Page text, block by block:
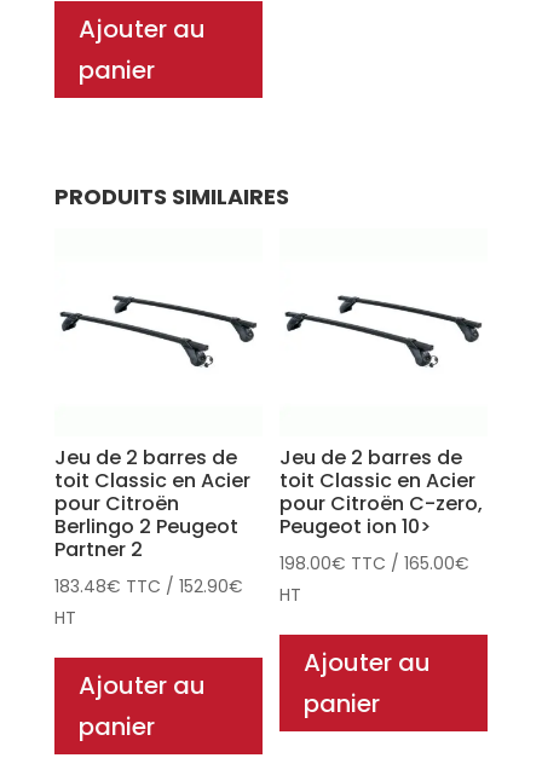
Ajouter au
panier
PRODUITS SIMILAIRES
Jeu de 2 barres de
toit Classic en Acier
pour Citroën
Berlingo 2 Peugeot
Partner 2
183.48€ TTC / 152.90€
HT
Ajouter au
panier
Jeu de 2 barres de
toit Classic en Acier
pour Citroën C-zero,
Peugeot ion 10>
198.00€ TTC /165.00€
HT
Ajouter au
panier